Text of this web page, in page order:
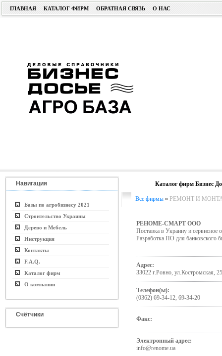
ГЛАВНАЯ КАТАЛОГ ФИРМ ОБРАТНАЯ СВЯЗЬ О НАС
Навигация
Базы по агробизнесу 2021
Строительство Украины
Дерево и Мебель
Инструкция
Контакты
F.A.Q.
Каталог фирм
О компании
Счётчики
Каталог фирм Бизнес
Все фирмы » РЕМОНТ И
РЕНОМЕ-СМАРТ ООО
Поставка в Украину и сервисное
Разработка ПО для банковского
Адрес:
33022 г.Ровно, ул.Костромская, 25
Телефон(ы):
(0362) 69-34-12, 69-34-20
Факс:
Электронный адрес:
info@renome.ua